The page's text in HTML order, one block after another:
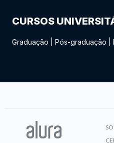
CURSOS
Graduação Pós-graduação